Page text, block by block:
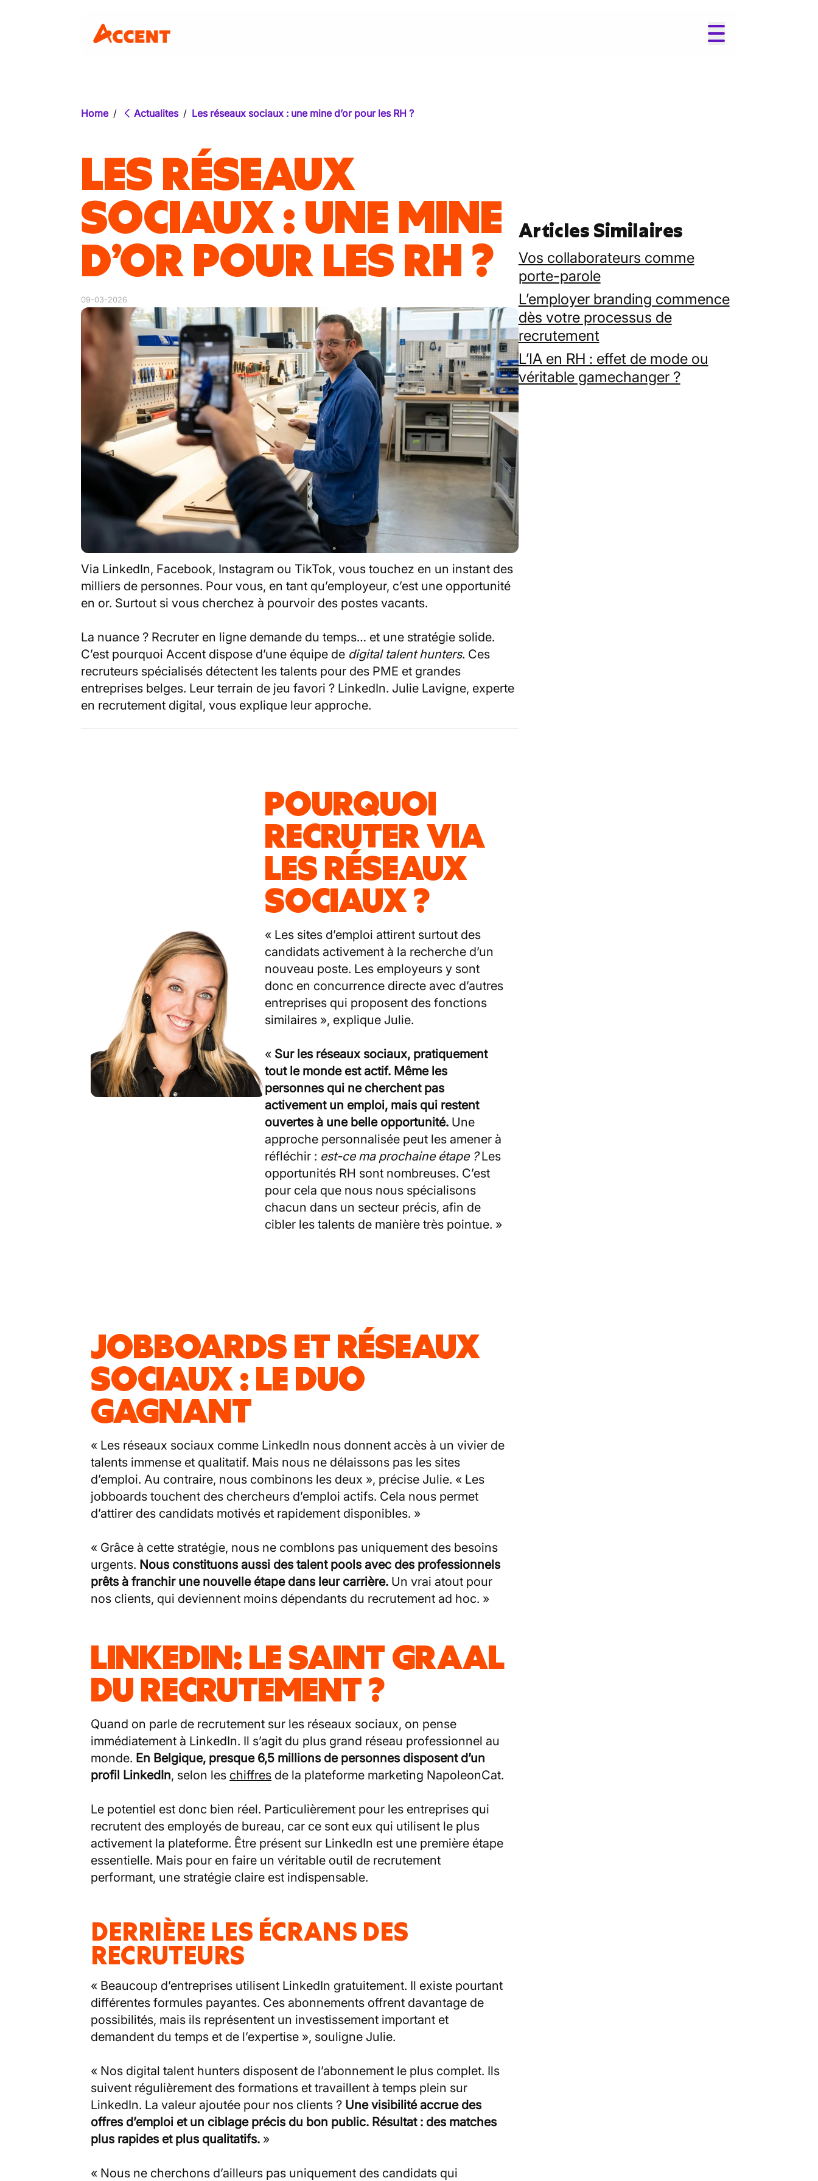
Home / Actualites / Les réseaux sociaux : une mine d’or pour les RH ?
LES RÉSEAUX
SOCIAUX : UNE MINE
D’OR POUR LES RH ?
09-03-2026
Via LinkedIn, Facebook, Instagram ou TikTok, vous touchez en un instant des
milliers de personnes. Pour vous, en tant qu’employeur, c’est une opportunité
en or. Surtout si vous cherchez à pourvoir des postes vacants.
La nuance ? Recruter en ligne demande du temps… et une stratégie solide.
C’est pourquoi Accent dispose d’une équipe de digital talent hunters. Ces
recruteurs spécialisés détectent les talents pour des PME et grandes
entreprises belges. Leur terrain de jeu favori ? LinkedIn. Julie Lavigne, experte
en recrutement digital, vous explique leur approche.
POURQUOI
RECRUTER VIA
LES RÉSEAUX
SOCIAUX ?
« Les sites d’emploi attirent surtout des
candidats activement à la recherche d’un
nouveau poste. Les employeurs y sont
donc en concurrence directe avec d’autres
entreprises qui proposent des fonctions
similaires », explique Julie.
« Sur les réseaux sociaux, pratiquement
tout le monde est actif. Même les
personnes qui ne cherchent pas
activement un emploi, mais qui restent
ouvertes à une belle opportunité. Une
approche personnalisée peut les amener à
réfléchir : est-ce ma prochaine étape ?Les
opportunités RH sont nombreuses. C’est
pour cela que nous nous spécialisons
chacun dans un secteur précis, afin de
cibler les talents de manière très pointue. »
JOBBOARDS ET RÉSEAUX
SOCIAUX : LE DUO
GAGNANT
« Les réseaux sociaux comme LinkedIn nous donnent accès à un vivier de
talents immense et qualitatif. Mais nous ne délaissons pas les sites
d’emploi. Au contraire, nous combinons les deux », précise Julie. « Les
jobboards touchent des chercheurs d’emploi actifs. Cela nous permet
d’attirer des candidats motivés et rapidement disponibles. »
« Grâce à cette stratégie, nous ne comblons pas uniquement des besoins
urgents. Nous constituons aussi des talent pools avec des professionnels
prêts à franchir une nouvelle étape dans leur carrière. Un vrai atout pour
nos clients, qui deviennent moins dépendants du recrutement ad hoc. »
LINKEDIN: LE SAINT GRAAL
DU RECRUTEMENT ?
Quand on parle de recrutement sur les réseaux sociaux, on pense
immédiatement à LinkedIn. Il s’agit du plus grand réseau professionnel au
monde. En Belgique, presque 6,5 millions de personnes disposent d’un
profil LinkedIn, selon les chiffres de la plateforme marketing NapoleonCat.
Le potentiel est donc bien réel. Particulièrement pour les entreprises qui
recrutent des employés de bureau, car ce sont eux qui utilisent le plus
activement la plateforme. Être présent sur LinkedIn est une première étape
essentielle. Mais pour en faire un véritable outil de recrutement
performant, une stratégie claire est indispensable.
DERRIÈRE LES ÉCRANS DES
RECRUTEURS
« Beaucoup d’entreprises utilisent LinkedIn gratuitement. Il existe pourtant
différentes formules payantes. Ces abonnements offrent davantage de
possibilités, mais ils représentent un investissement important et
demandent du temps et de l’expertise », souligne Julie.
« Nos digital talent hunters disposent de l’abonnement le plus complet. Ils
suivent régulièrement des formations et travaillent à temps plein sur
LinkedIn. La valeur ajoutée pour nos clients ? Une visibilité accrue des
offres d’emploi et un ciblage précis du bon public. Résultat : des matches
plus rapides et plus qualitatifs. »
« Nous ne cherchons d’ailleurs pas uniquement des candidats qui
Articles Similaires
Vos collaborateurs comme
porte-parole
L’employer branding commence
dès votre processus de
recrutement
L’IA en RH : effet de mode ou
véritable gamechanger ?